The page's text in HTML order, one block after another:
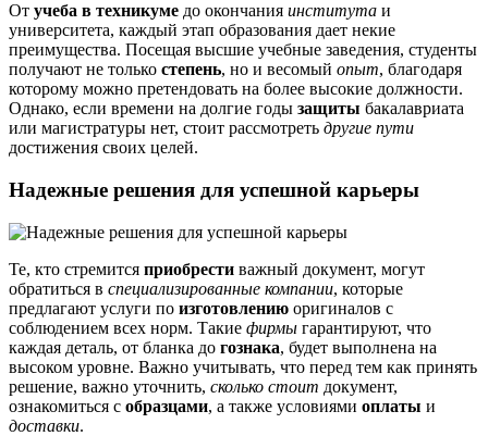
От учеба в техникуме до окончания института и
университета, каждый этап образования дает некие
преимущества. Посещая высшие учебные заведения, студенты
получают не только степень, но и весомый опыт, благодаря
которому можно претендовать на более высокие должности.
Однако, если времени на долгие годы защиты бакалавриата
или магистратуры нет, стоит рассмотреть другие пути
достижения своих целей.
Надежные решения для успешной карьеры
Те, кто стремится приобрести важный документ, могут
обратиться в специализированные компании, которые
предлагают услуги по изготовлению оригиналов с
соблюдением всех норм. Такие фирмы гарантируют, что
каждая деталь, от бланка до гознака, будет выполнена на
высоком уровне. Важно учитывать, что перед тем как принять
решение, важно уточнить, сколько стоит документ,
ознакомиться с образцами, а также условиями оплаты и
доставки.